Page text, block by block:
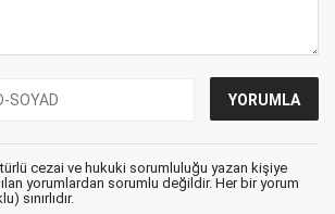
türlü cezai ve hukuki sorumluluğu yazan kişiye
yorumlardan sorumlu değildir. Her bir yorum
sınırlıdır.